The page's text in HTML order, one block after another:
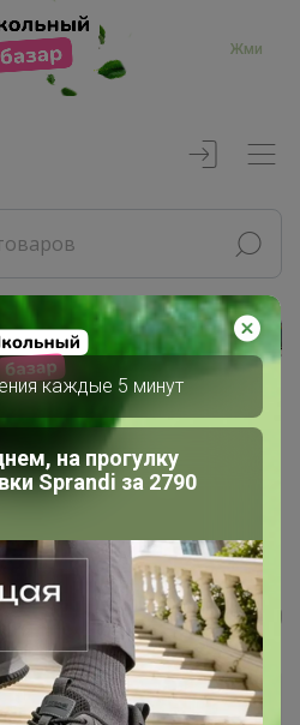
Жми
Реклама
для...
каждые 5 минут
на прогулку
Sprandi за 2790